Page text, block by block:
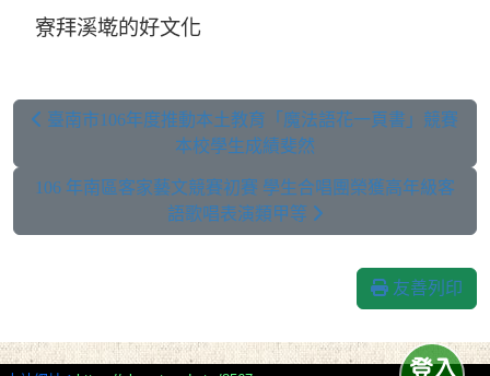
寮拜溪墘的好文化
臺南市106年度推動本土教育「魔法語花一頁書」競賽
本校學生成績斐然
106 年南區客家藝文競賽初賽 學生合唱團榮獲高年級客
語歌唱表演類甲等
友善列印